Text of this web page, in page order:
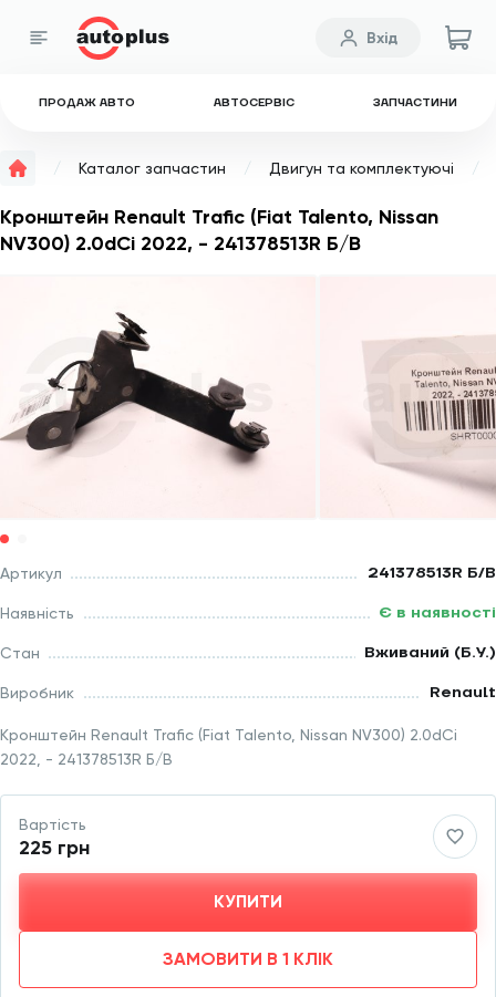
ПРОДАЖ АВТО АВТОСЕРВІС ЗАПЧАСТИНИ
Вхід
Каталог запчастин Двигун та комплектуючі
Кронштейн Renault Trafic (Fiat Talento, Nissan
NV300) 2.0dCi 2022, - 241378513R Б/В
Кронштейн Renault Trafic (Fiat Talento, Nissan NV300) 2.0dCi
2022, - 241378513R Б/В
Артикул 241378513R Б/В
Наявність Є в наявності
Стан Вживаний (Б.У.)
Виробник Renault
Вартість
225 грн
КУПИТИ
ЗАМОВИТИ В 1 КЛІК